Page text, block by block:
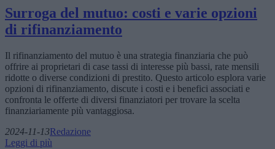
Surroga del mutuo: costi e varie opzioni
di rifinanziamento
Il rifinanziamento del mutuo è una strategia finanziaria che può
offrire ai proprietari di case tassi di interesse più bassi, rate mensili
ridotte o diverse condizioni di prestito. Questo articolo esplora varie
opzioni di rifinanziamento, discute i costi e i benefici associati e
confronta le offerte di diversi finanziatori per trovare la scelta
finanziariamente più vantaggiosa.
2024-11-13Redazione
Leggi di più